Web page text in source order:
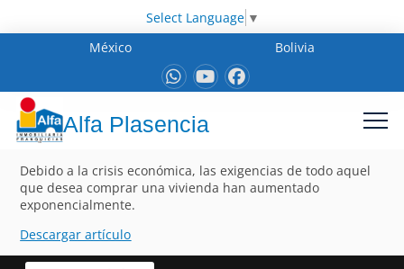
Select Language ▼
México
Bolivia
Alfa Plasencia
Debido a la crisis económica, las exigencias de todo aquel
que desea comprar una vivienda han aumentado
exponencialmente.
Descargar artículo